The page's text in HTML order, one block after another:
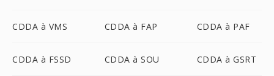
CDDA à VMS CDDA à FAP CDDA à PAF
CDDA à FSSD CDDA à SOU CDDA à GSRT